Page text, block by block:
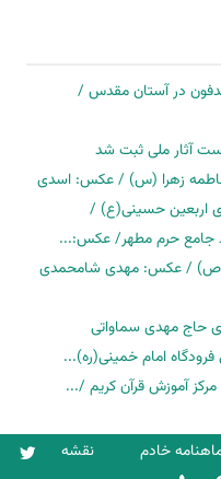
در آستان مقدس /
آثار ملی ثبت شد
زهرا (س) / عکس: اسدی
اربعین حسینی(ع) /
جامع حرم مطهر/ عکس:...
/ عکس: مهدی شامحمدی
حاج مهدی سماواتی
امام خمینی(ره)...
آموزش قرآن کریم /...
خادم نقشه